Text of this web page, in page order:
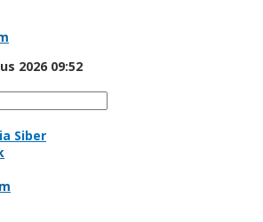
2026 09:52
Siber